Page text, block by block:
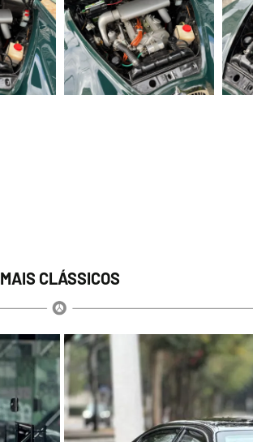
MAIS CLÁSSICOS